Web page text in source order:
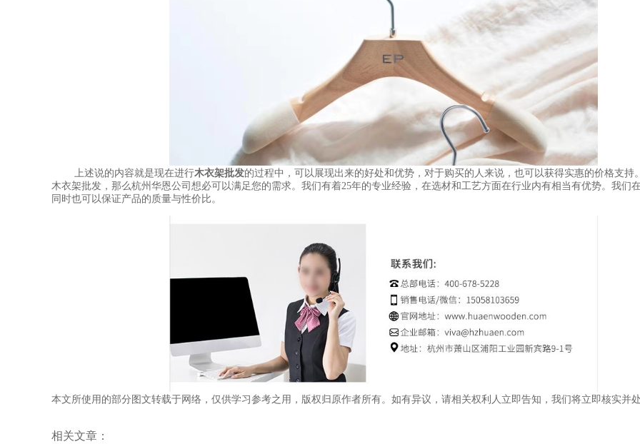
上述说的内容就是现在进行木衣架批发的过程中，可以展现出来的好处和优势，对于购买的人来说，也可以获得实惠的价格支持
木衣架批发，那么杭州华恩公司想必可以满足您的需求。我们有着25年的专业经验，在选材和工艺方面在行业内有相当有优势。我们
同时也可以保证产品的质量与性价比。
本文所使用的部分图文转载于网络，仅供学习参考之用，版权归原作者所有。如有异议，请相关权利人立即告知，我们将立即核实并处
相关文章：